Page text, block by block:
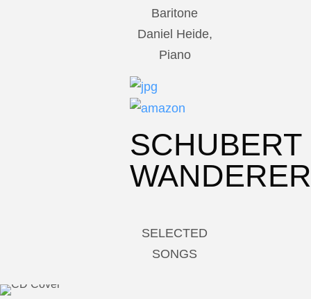
Baritone
Daniel Heide,
Piano
SCHUBERT
WANDERER
SELECTED
SONGS